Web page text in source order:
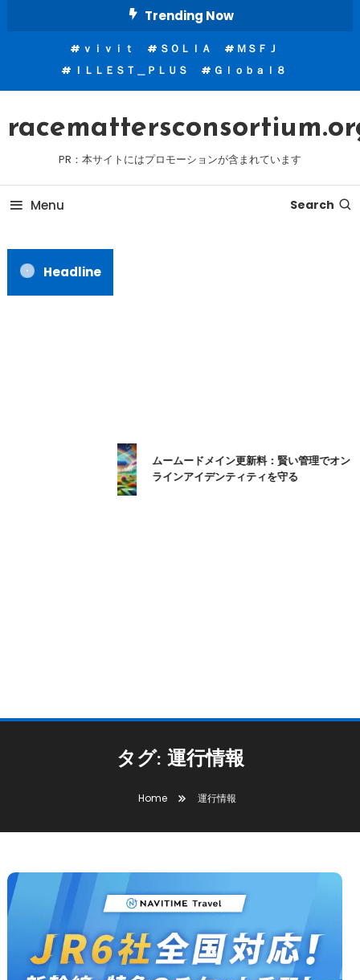
Trending Now
ｖｉｖｉｔ ＳＯＬＩＡ
ＭＳＦＪ
ＩＬＬＥＳＴ＿ＰＬＵＳ
Ｇｌｏｂａｌ８
PR：本サイトにはプロモーションが含まれています
Menu Search
Headline
ムームードメイン更新料：賢い管理でオン
ラインアイデンティティを守る
タグ: 運行情報
Home 運行情報